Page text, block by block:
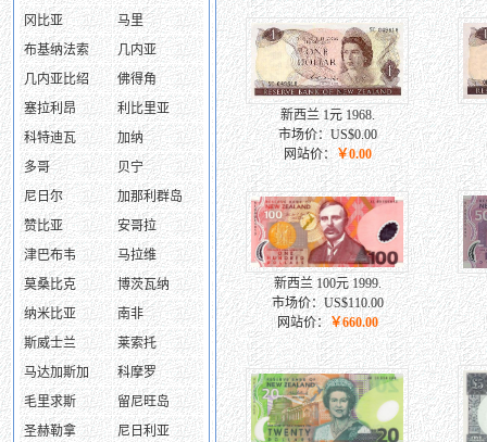
冈比亚
马里
布基纳法索
几内亚
几内亚比绍
佛得角
塞拉利昂
利比里亚
科特迪瓦
加纳
多哥
贝宁
尼日尔
加那利群岛
赞比亚
安哥拉
津巴布韦
马拉维
莫桑比克
博茨瓦纳
纳米比亚
南非
斯威士兰
莱索托
马达加斯加
科摩罗
毛里求斯
留尼旺岛
圣赫勒拿
尼日利亚
新西兰 1元 1968.
市场价：US$0.00
网站价： ￥0.00
新西兰 100元 1999.
市场价：US$110.00
网站价：￥660.00